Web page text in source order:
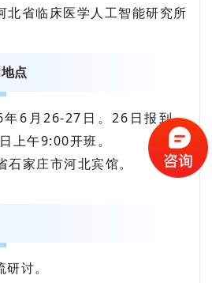
北省临床医学人工智能研究所
点
年6月26-27日。26日报到，
上午9:00开班。
石家庄市河北宾馆。
讨。